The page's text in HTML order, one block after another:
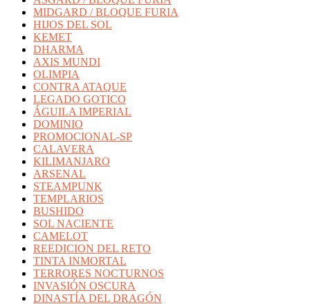
MIDGARD / BLOQUE FURIA
HIJOS DEL SOL
KEMET
DHARMA
AXIS MUNDI
OLIMPIA
CONTRA ATAQUE
LEGADO GOTICO
ÁGUILA IMPERIAL
DOMINIO
PROMOCIONAL-SP
CALAVERA
KILIMANJARO
ARSENAL
STEAMPUNK
TEMPLARIOS
BUSHIDO
SOL NACIENTE
CAMELOT
REEDICION DEL RETO
TINTA INMORTAL
TERRORES NOCTURNOS
INVASIÓN OSCURA
DINASTÍA DEL DRAGÓN